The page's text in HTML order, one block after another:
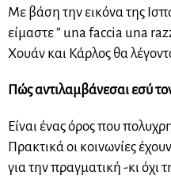
Με βάση την εικόνα της
είμαστε ” una faccia una
Χουάν και Κάρλος θα
Πώς αντιλαμβάνεσαι εσύ
Είναι ένας όρος που
Πρακτικά οι κοινωνίες
για την πραγματική -κι